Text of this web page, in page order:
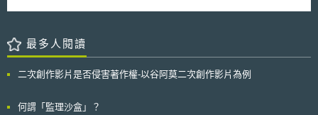
上揭14項目標計畫的內容大致可分為五類，分別為：提升基礎設施以因
應各種氣候變遷所造成之災害、將政府所需能源全數轉換為零碳排放、提升
電力及能源效率、消除製造業與農業所造成之汙染與溫室氣體的排放，另外
織、機關、地方政府及各法人相關協助、提供適切之訓練課程及高等教育、
Performance Computing Act)，進行現代化修法。新法將用來繼續支持「網
Research and Development，NITRD)」之政府補助計畫，統整21個聯邦
行政機關用於發展資通訊科技之業務與預算，提升政府整體效率。藉由補助
及相關資訊科技，將藉由加速基礎建設發展，強化資安和隱私保護之資通訊
實融合系統(Cyber-Physical System，CPS)，以利鋪設大數據或物聯網發
最多人閱讀
二次創作影片是否侵害著作權-以谷阿莫二次創作影片為例
何謂「監理沙盒」？